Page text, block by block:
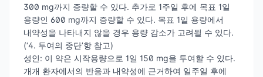
300 mg까지 증량할 수 있다. 추가로 1주일 후에 목표 1일
용량인 600 mg까지 증량할 수 있다. 목표 1일 용량에서
내약성을 나타내지 않을 경우 용량 감소가 고려될 수 있다.
(‘4. 투여의 중단’항 참고)
성인: 이 약은 시작용량으로 1일 150 mg을 투여할 수 있다.
개개 환자에서의 반응과 내약성에 근거하여 일주일 후에